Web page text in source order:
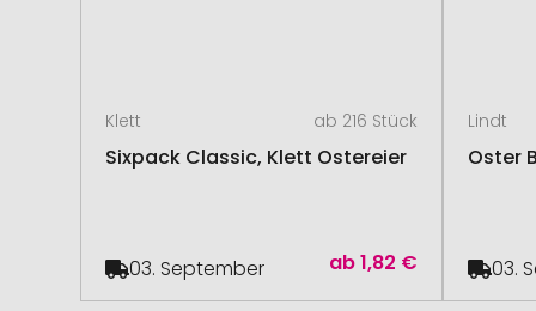
Klett ab 216 Stück
Sixpack Classic, Klett Ostereier
ab1,82 €
03. September
Lindt
Oster
03.